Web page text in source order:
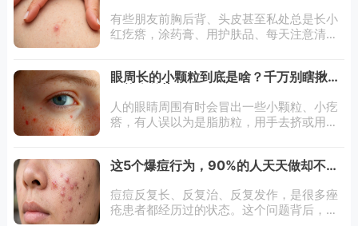
有些朋友前胸后背、头皮甚至私处总是长小
红疙瘩，涂药膏、用护肤品、每天注意清
实，这些部位长小红疙瘩，有一种常见的可
眼周长的小颗粒到底是啥？千万别瞎揪！
人的眼睛周围有时会冒出一些小颗粒、小疙
瘩，有人误以为是脂肪粒，用手去挤或用针
不同。眼周的皮肤是全身最薄的部位之一，
这5个爆痘行为，90%的人天天做却不知
痘痘反复长、反复治、反复发作，是很多痤
疮患者都经历过的状态。这个问题背后，往